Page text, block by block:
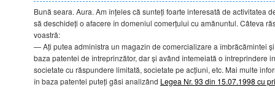
Bună seara. Aura. Am înțeles că sunteți foarte interesată de activitatea
să deschideți o afacere în domeniul comerțului cu amănuntul. Câteva
voastră:
— Ați putea administra un magazin de comercializare a îmbrăcămintei
baza patentei de întreprinzător, dar și având întemeiată o întreprindere
societate cu răspundere limitată, societate pe acțiuni, etc. Mai multe
în baza patentei puteți găsi analizând Legea Nr. 93 din 15.07.1998 cu